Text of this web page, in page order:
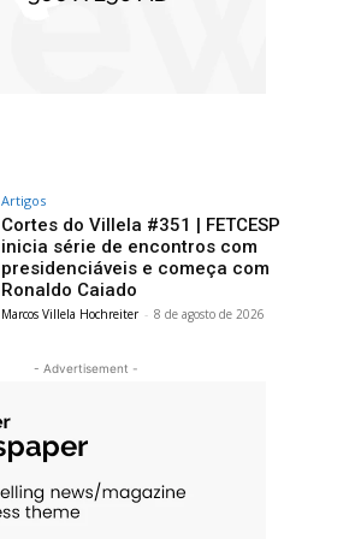
Artigos
Cortes do Villela #351 | FETCESP
inicia série de encontros com
presidenciáveis e começa com
Ronaldo Caiado
Marcos Villela Hochreiter - 8 de agosto de 2026
- Advertisement -